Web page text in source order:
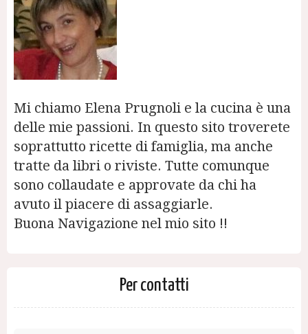
Mi chiamo Elena Prugnoli e la cucina è una
delle mie passioni. In questo sito troverete
soprattutto ricette di famiglia, ma anche
tratte da libri o riviste. Tutte comunque
sono collaudate e approvate da chi ha
avuto il piacere di assaggiarle.
Buona Navigazione nel mio sito !!
Per contatti